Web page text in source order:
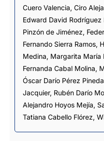
Cuero Valencia, Ciro
Edward David Rodríguez
Pinzón de Jiménez,
Fernando Sierra Ramos,
Medina, Margarita María
Fernanda Cabal Molina,
Óscar Darío Pérez Pineda
Jacquier, Rubén Darío
Alejandro Hoyos Mejía,
Tatiana Cabello Flórez,